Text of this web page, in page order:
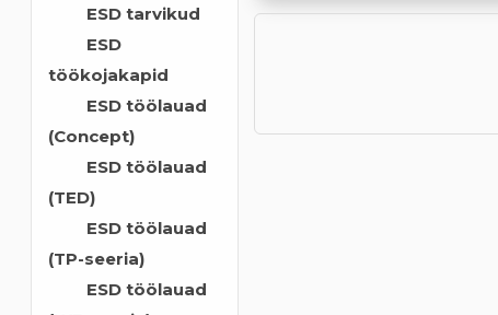
ESD tarvikud
ESD
töökojakapid
ESD töölauad
(Concept)
ESD töölauad
(TED)
ESD töölauad
(TP-seeria)
ESD töölauad